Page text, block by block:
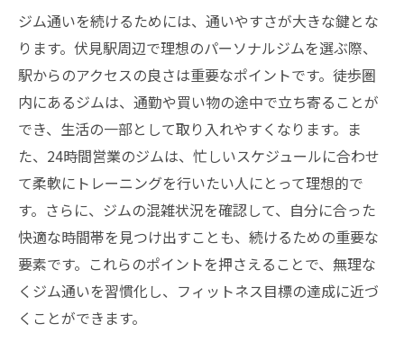
ジム通いを続けるためには、通いやすさが大きな鍵とな
ります。伏見駅周辺で理想のパーソナルジムを選ぶ際、
駅からのアクセスの良さは重要なポイントです。徒歩圏
内にあるジムは、通勤や買い物の途中で立ち寄ることが
でき、生活の一部として取り入れやすくなります。ま
た、24時間営業のジムは、忙しいスケジュールに合わせ
て柔軟にトレーニングを行いたい人にとって理想的で
す。さらに、ジムの混雑状況を確認して、自分に合った
快適な時間帯を見つけ出すことも、続けるための重要な
要素です。これらのポイントを押さえることで、無理な
くジム通いを習慣化し、フィットネス目標の達成に近づ
くことができます。